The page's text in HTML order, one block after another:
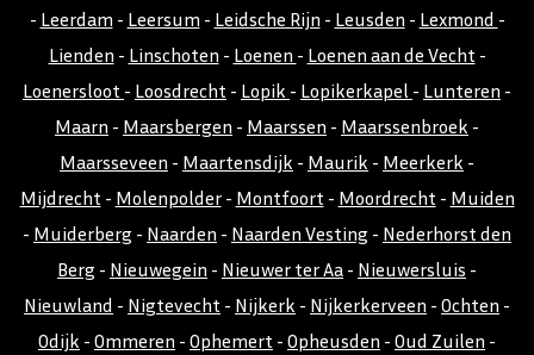
- Leerdam - Leersum - Leidsche Rijn - Leusden - Lexmond -
Lienden - Linschoten - Loenen - Loenen aan de Vecht-
Loenersloot - Loosdrecht - Lopik - Lopikerkapel - Lunteren -
Maarn - Maarsbergen - Maarssen - Maarssenbroek -
Maarsseveen - Maartensdijk - Maurik - Meerkerk -
Mijdrecht- Molenpolder- Montfoort- Moordrecht- Muiden
- Muiderberg - Naarden - Naarden Vesting - Nederhorst den
Berg - Nieuwegein - Nieuwer ter Aa - Nieuwersluis -
Nieuwland - Nigtevecht - Nijkerk - Nijkerkerveen - Ochten -
Odijk - Ommeren - Ophemert - Opheusden - Oud Zuilen -